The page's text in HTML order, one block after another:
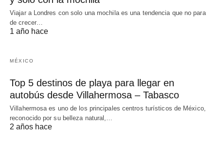
Viajar a Londres con solo una mochila es una tendencia que no para
de crecer…
1 año hace
MÉXICO
Top 5 destinos de playa para llegar en
autobús desde Villahermosa – Tabasco
Villahermosa es uno de los principales centros turísticos de México,
reconocido por su belleza natural,…
2 años hace